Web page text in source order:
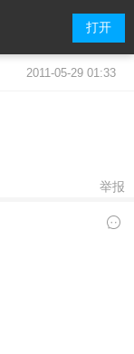
打开
2011-05-29 01:33
举报